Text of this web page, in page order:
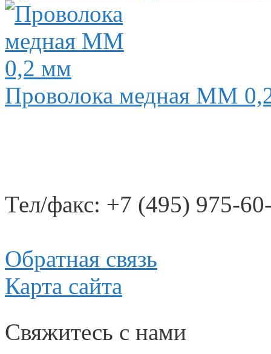
Проволока медная ММ
Тел/факс: +7 (495) 975-
Обратная связь
Карта сайта
Свяжитесь с нами